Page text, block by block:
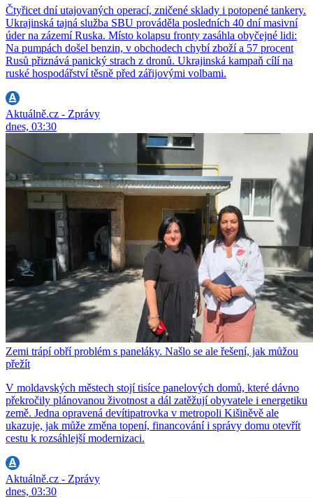
Čtyřicet dní utajovaných operací, zničené sklady i potopené tankery.
Ukrajinská tajná služba SBU prováděla posledních 40 dní masivní
úder na zázemí Ruska. Místo kolapsu fronty zasáhla obyčejné lidi:
Na pumpách došel benzin, v obchodech chybí zboží a 57 procent
Rusů přiznává panický strach z dronů. Ukrajinská kampaň cílí na
ruské hospodářství těsně před zářijovými volbami.
Aktuálně.cz - Zprávy
dnes, 03:30
Zemi trápí obří problém s paneláky. Našlo se ale řešení, jak můžou
přežít
V moldavských městech stojí tisíce panelových domů, které dávno
překročily plánovanou životnost a dál zatěžují obyvatele i energetiku
země. Jedna opravená devítipatrovka v metropoli Kišiněvě ale
ukazuje, jak může změna topení, financování i správy domu otevřít
cestu k rozsáhlejší modernizaci.
Aktuálně.cz - Zprávy
dnes, 03:30